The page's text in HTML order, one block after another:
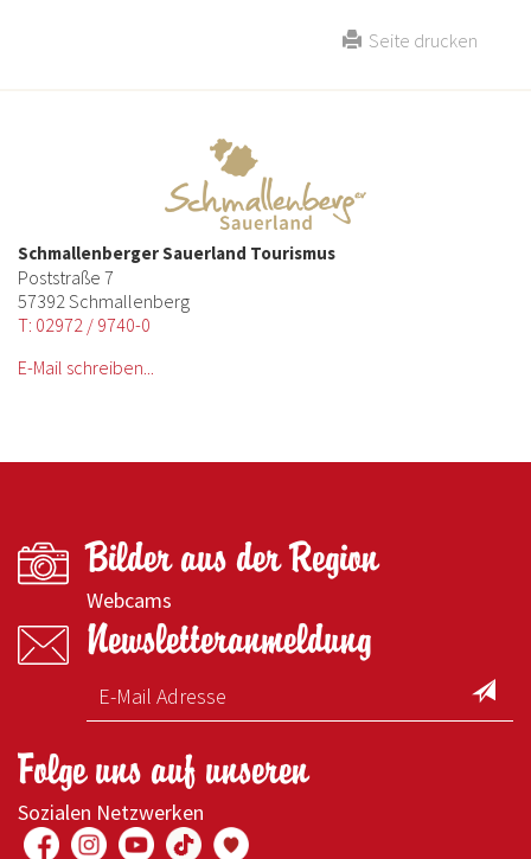
Seite drucken
Schmallenberger Sauerland Tourismus
Poststraße 7
57392 Schmallenberg
T: 02972 / 9740-0
E-Mail schreiben...
Bilder aus der Region
Webcams
Newsletteranmeldung
Folge uns auf unseren
Sozialen Netzwerken